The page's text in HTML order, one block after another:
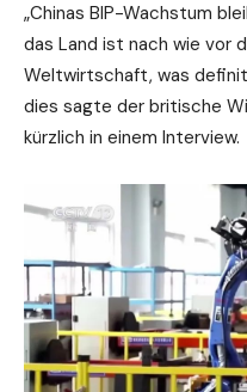
„Chinas BIP-Wachstum
das Land ist nach wie vor
Weltwirtschaft, was
dies sagte der britische
kürzlich in einem Interview.